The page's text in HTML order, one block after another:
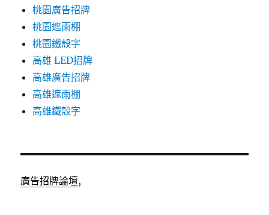
桃園廣告招牌
桃園遮雨棚
桃園鐵殼字
高雄 LED招牌
高雄廣告招牌
高雄遮雨棚
高雄鐵殼字
廣告招牌論壇,